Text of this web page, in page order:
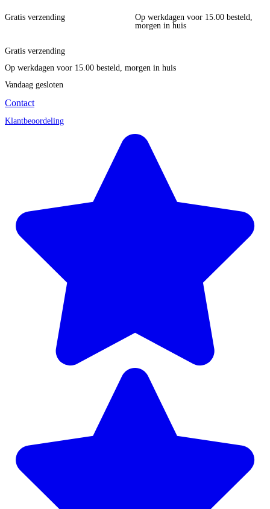
Gratis verzending
Op werkdagen voor 15.00 besteld,
morgen in huis
Gratis verzending
Op werkdagen voor 15.00 besteld, morgen in huis
Vandaag gesloten
Contact
Klantbeoordeling